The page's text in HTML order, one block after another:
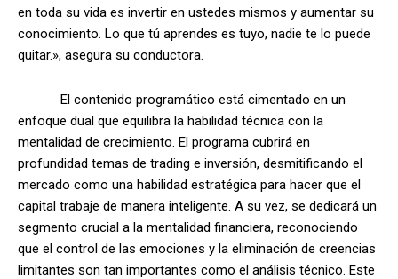
en toda su vida es invertir en ustedes mismos y aumentar su
conocimiento. Lo que tú aprendes es tuyo, nadie te lo puede
quitar.», asegura su conductora.
El contenido programático está cimentado en un
enfoque dual que equilibra la habilidad técnica con la
mentalidad de crecimiento. El programa cubrirá en
profundidad temas de trading e inversión, desmitificando el
mercado como una habilidad estratégica para hacer que el
capital trabaje de manera inteligente. A su vez, se dedicará un
segmento crucial a la mentalidad financiera, reconociendo
que el control de las emociones y la eliminación de creencias
limitantes son tan importantes como el análisis técnico. Este